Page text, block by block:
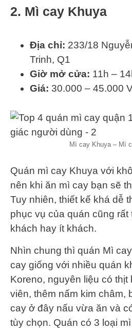
2. Mì cay Khuya
Địa chỉ: 233/18
Trinh, Q1
Giờ mở cửa: 11h –
Giá: 30.000 – 45.000
Mì cay Khuya – Mì
Quán mì cay Khuya với
nên khi ăn mì cay bạn sẽ
Tuy nhiên, thiết kế khá dễ
phục vụ của quán cũng rất
khách hay ít khách.
Nhìn chung thì quán Mì
cay giống với nhiều quán
Koreno, nguyên liệu có thịt
viên, thêm nấm kim châm,
cay ở đây nấu vừa ăn và
tùy chọn. Quán có 3 loại